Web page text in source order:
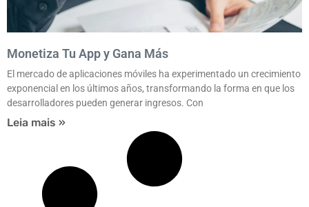
Monetiza Tu App y Gana Más
El mercado de aplicaciones móviles ha experimentado un crecimiento
exponencial en los últimos años, transformando la forma en que los
desarrolladores pueden generar ingresos. Con
Leia mais »